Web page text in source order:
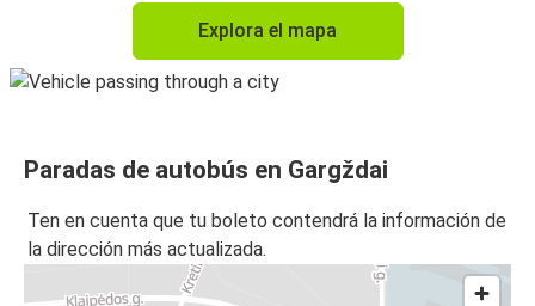
Explora el mapa
Paradas de autobús en Gargždai
Ten en cuenta que tu boleto contendrá la información de
la dirección más actualizada.